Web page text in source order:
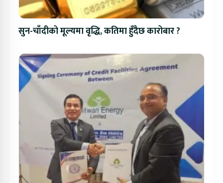
सुन-चाँदीको मूल्यमा वृद्धि, कतिमा हुँदैछ कारोबार ?